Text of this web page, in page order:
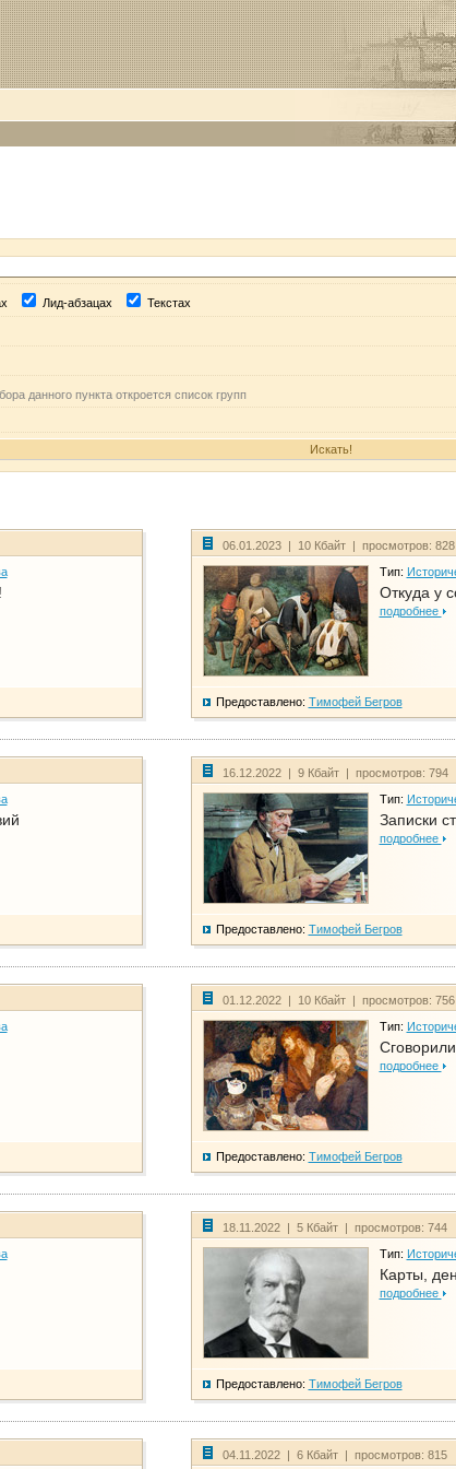
Лид-абзацах Текстах
данного пункта откроется список групп
06.01.2023 | 10 Кбайт | просмотров: 828
Тип:
Откуда у
подробнее
Предоставлено: Тимофей Бегров
16.12.2022 | 9 Кбайт | просмотров: 794
Тип:
Записки
подробнее
Предоставлено: Тимофей Бегров
01.12.2022 | 10 Кбайт | просмотров: 756
Тип:
подробнее
Предоставлено: Тимофей Бегров
18.11.2022 | 5 Кбайт | просмотров: 744
Тип:
Карты,
подробнее
Предоставлено: Тимофей Бегров
04.11.2022 | 6 Кбайт | просмотров: 815